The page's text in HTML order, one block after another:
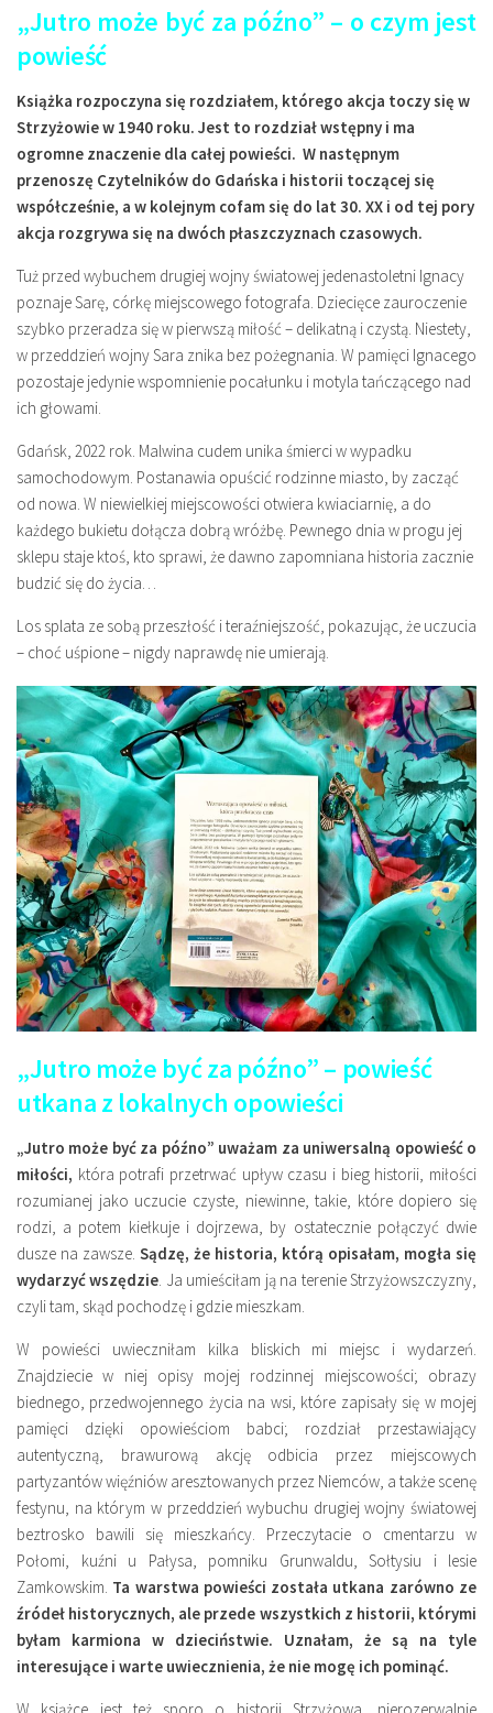
„Jutro może być za późno” – o czym jest
powieść
Książka rozpoczyna się rozdziałem, którego akcja toczy się w
Strzyżowie w 1940 roku. Jest to rozdział wstępny i ma
ogromne znaczenie dla całej powieści. W następnym
przenoszę Czytelników do Gdańska i historii toczącej się
współcześnie, a w kolejnym cofam się do lat 30. XX i od tej pory
akcja rozgrywa się na dwóch płaszczyznach czasowych.
Tuż przed wybuchem drugiej wojny światowej jedenastoletni Ignacy
poznaje Sarę, córkę miejscowego fotografa. Dziecięce zauroczenie
szybko przeradza się w pierwszą miłość – delikatną i czystą. Niestety,
w przeddzień wojny Sara znika bez pożegnania. W pamięci Ignacego
pozostaje jedynie wspomnienie pocałunku i motyla tańczącego nad
ich głowami.
Gdańsk, 2022 rok. Malwina cudem unika śmierci w wypadku
samochodowym. Postanawia opuścić rodzinne miasto, by zacząć
od nowa. W niewielkiej miejscowości otwiera kwiaciarnię, a do
każdego bukietu dołącza dobrą wróżbę. Pewnego dnia w progu jej
sklepu staje ktoś, kto sprawi, że dawno zapomniana historia zacznie
budzić się do życia…
Los splata ze sobą przeszłość i teraźniejszość, pokazując, że uczucia
– choć uśpione – nigdy naprawdę nie umierają.
„Jutro może być za późno” – powieść
utkana z lokalnych opowieści
„Jutro może być za późno” uważam za uniwersalną opowieść o
miłości, która potrafi przetrwać upływ czasu i bieg historii, miłości
rozumianej jako uczucie czyste, niewinne, takie, które dopiero się
rodzi, a potem kiełkuje i dojrzewa, by ostatecznie połączyć dwie
dusze na zawsze. Sądzę, że historia, którą opisałam, mogła się
wydarzyć wszędzie. Ja umieściłam ją na terenie Strzyżowszczyzny,
czyli tam, skąd pochodzę i gdzie mieszkam.
W powieści uwieczniłam kilka bliskich mi miejsc i wydarzeń.
Znajdziecie w niej opisy mojej rodzinnej miejscowości; obrazy
biednego, przedwojennego życia na wsi, które zapisały się w mojej
pamięci dzięki opowieściom babci; rozdział przestawiający
autentyczną, brawurową akcję odbicia przez miejscowych
partyzantów więźniów aresztowanych przez Niemców, a także scenę
festynu, na którym w przeddzień wybuchu drugiej wojny światowej
beztrosko bawili się mieszkańcy. Przeczytacie o cmentarzu w
Połomi, kuźni u Pałysa, pomniku Grunwaldu, Sołtysiu i lesie
Zamkowskim. Ta warstwa powieści została utkana zarówno ze
źródeł historycznych, ale przede wszystkich z historii, którymi
byłam karmiona w dzieciństwie. Uznałam, że są na tyle
interesujące i warte uwiecznienia, że nie mogę ich pominąć.